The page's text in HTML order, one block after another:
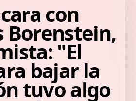
con
Borenstein,
"El
bajar la
tuvo algo